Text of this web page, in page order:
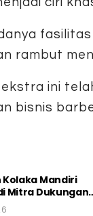
rambut
ini
bisnis
Kolaka Mandiri
Mitra